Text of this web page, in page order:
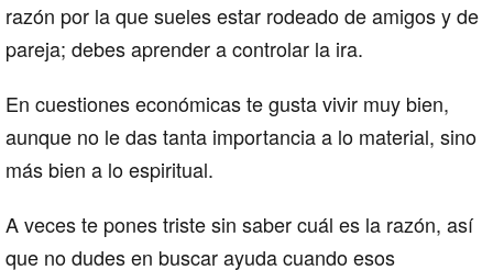
razón por la que sueles estar rodeado de amigos y de
pareja; debes aprender a controlar la ira.
En cuestiones económicas te gusta vivir muy bien,
aunque no le das tanta importancia a lo material, sino
más bien a lo espiritual.
A veces te pones triste sin saber cuál es la razón, así
que no dudes en buscar ayuda cuando esos